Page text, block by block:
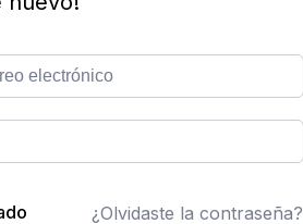
¿Olvidaste la contraseña?